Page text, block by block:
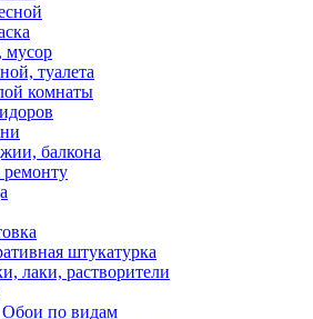
туалета
комнаты
балкона
штукатурка
лаки, растворители
Обои по видам